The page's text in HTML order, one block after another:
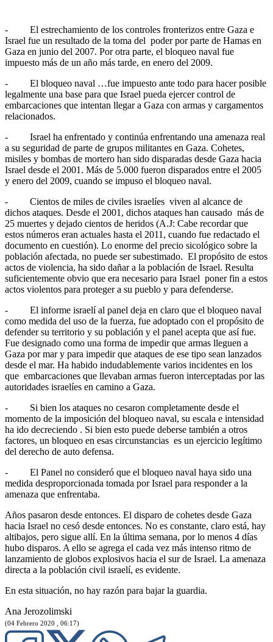
- El estrechamiento de los controles fronterizos entre Gaza e
Israel fue un resultado de la toma del poder por parte de Hamas en
Gaza en junio del 2007. Por otra parte, el bloqueo naval fue
impuesto más de un año más tarde, en enero del 2009.
- El bloqueo naval …fue impuesto ante todo para hacer posible
legalmente una base para que Israel pueda ejercer control de
embarcaciones que intentan llegar a Gaza con armas y cargamentos
relacionados.
- Israel ha enfrentado y continúa enfrentando una amenaza real
a su seguridad de parte de grupos militantes en Gaza. Cohetes,
misiles y bombas de mortero han sido disparadas desde Gaza hacia
Israel desde el 2001. Más de 5.000 fueron disparados entre el 2005
y enero del 2009, cuando se impuso el bloqueo naval.
- Cientos de miles de civiles israelíes viven al alcance de
dichos ataques. Desde el 2001, dichos ataques han causado más de
25 muertes y dejado cientos de heridos (A.J: Cabe recordar que
estos números eran actuales hasta el 2011, cuando fue redactado el
documento en cuestión). Lo enorme del precio sicológico sobre la
población afectada, no puede ser subestimado. El propósito de estos
actos de violencia, ha sido dañar a la población de Israel. Resulta
suficientemente obvio que era necesario para Israel poner fin a estos
actos violentos para proteger a su pueblo y para defenderse.
- El informe israelí al panel deja en claro que el bloqueo naval
como medida del uso de la fuerza, fue adoptado con el propósito de
defender su territorio y su población y el panel acepta que así fue.
Fue designado como una forma de impedir que armas lleguen a
Gaza por mar y para impedir que ataques de ese tipo sean lanzados
desde el mar. Ha habido indudablemente varios incidentes en los
que embarcaciones que llevaban armas fueron interceptadas por las
autoridades israelíes en camino a Gaza.
- Si bien los ataques no cesaron completamente desde el
momento de la imposición del bloqueo naval, su escala e intensidad
ha ido decreciendo . Si bien esto puede deberse también a otros
factores, un bloqueo en esas circunstancias es un ejercicio legítimo
del derecho de auto defensa.
- El Panel no consideró que el bloqueo naval haya sido una
medida desproporcionada tomada por Israel para responder a la
amenaza que enfrentaba.
Años pasaron desde entonces. El disparo de cohetes desde Gaza
hacia Israel no cesó desde entonces. No es constante, claro está, hay
altibajos, pero sigue allí. En la última semana, por lo menos 4 días
hubo disparos. A ello se agrega el cada vez más intenso ritmo de
lanzamiento de globos explosivos hacia el sur de Israel. La amenaza
directa a la población civil israelí, es evidente.
En esta situación, no hay razón para bajar la guardia.
Ana Jerozolimski
(04 Febrero 2020 , 06:17)